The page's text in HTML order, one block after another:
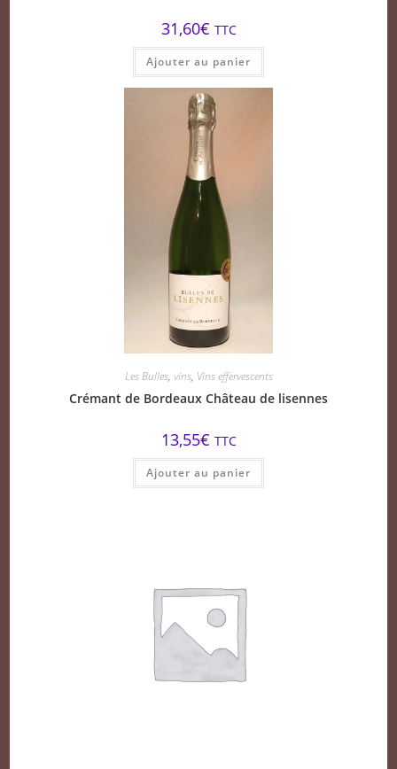
31,60€ TTC
Ajouter au panier
Les Bulles, vins, Vins effervescents
Crémant de Bordeaux Château de lisennes
13,55€ TTC
Ajouter au panier